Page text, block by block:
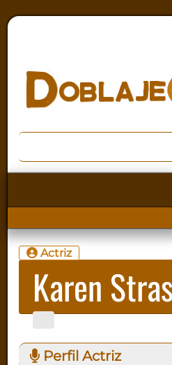
Actriz
Karen
Perfil Actriz